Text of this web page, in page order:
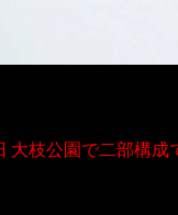
大枝公園で二部構成